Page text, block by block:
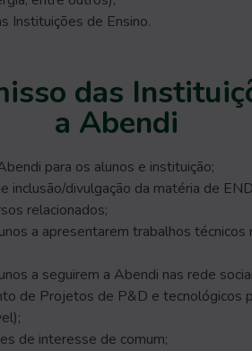
Instituições de Ensino.
das
a Abendi
para os alunos e instituição;
inclusão/divulgação da matéria de
relacionados;
a apresentarem trabalhos técnicos
a seguirem a Abendi nas rede
de Projetos de P&D e tecnológicos
de interesse de comum;